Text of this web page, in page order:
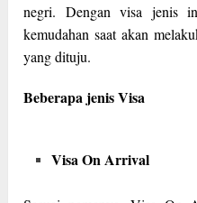
negri. Dengan visa jenis
kemudahan saat akan
yang dituju.
Beberapa jenis Visa
Visa On Arrival